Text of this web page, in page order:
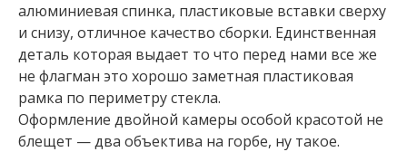
алюминиевая спинка, пластиковые вставки сверху
и снизу, отличное качество сборки. Единственная
деталь которая выдает то что перед нами все же
не флагман это хорошо заметная пластиковая
рамка по периметру стекла.
Оформление двойной камеры особой красотой не
блещет — два объектива на горбе, ну такое.